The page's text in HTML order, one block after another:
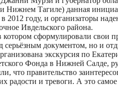
Нижнем Тагиле) данная
году, и организаторы
Ивдельского района.
сформулировали свои
серьёзным документом, но и
экскурсия по
Фонда в Нижней
что правительство
и тревоги. А это самое